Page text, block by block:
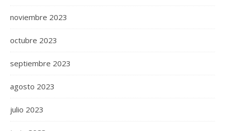
noviembre 2023
octubre 2023
septiembre 2023
agosto 2023
julio 2023